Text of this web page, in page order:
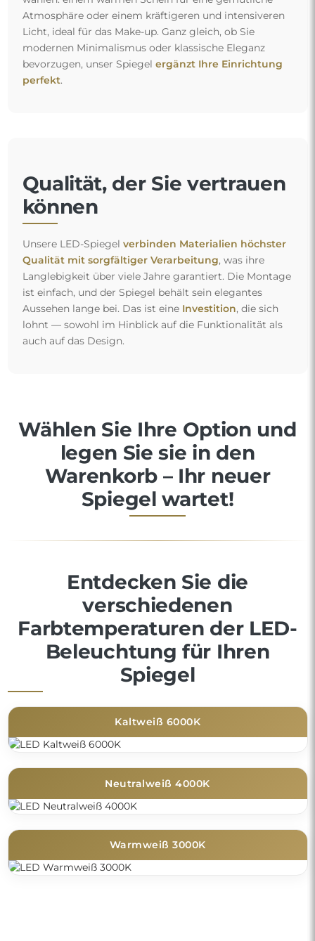
Atmosphäre oder einem kräftigeren und intensiveren
Licht, ideal für das Make-up. Ganz gleich, ob Sie
modernen Minimalismus oder klassische Eleganz
bevorzugen, unser Spiegel ergänzt Ihre Einrichtung
perfekt.
Qualität, der Sie vertrauen
können
Unsere LED-Spiegel verbinden Materialien höchster
Qualität mit sorgfältiger Verarbeitung, was ihre
Langlebigkeit über viele Jahre garantiert. Die Montage
ist einfach, und der Spiegel behält sein elegantes
Aussehen lange bei. Das ist eine Investition, die sich
lohnt — sowohl im Hinblick auf die Funktionalität als
auch auf das Design.
Wählen Sie Ihre Option und
legen Sie sie in den
Warenkorb – Ihr neuer
Spiegel wartet!
Entdecken Sie die
verschiedenen
Farbtemperaturen der LED-
Beleuchtung für Ihren
Spiegel
Kaltweiß 6000K
Neutralweiß 4000K
Warmweiß 3000K